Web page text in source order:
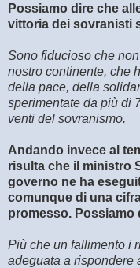
Possiamo dire che
vittoria dei sovranisti
Sono fiducioso che
nostro continente, che
della pace, della
sperimentate da più di
venti del sovranismo.
Andando invece al
risulta che il ministro
governo ne ha
comunque di una
promesso. Possiamo
Più che un fallimento i
adeguata a rispondere